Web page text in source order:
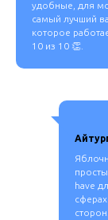
удобные, для
самый лучший
которое
10 из 10 👏.
have